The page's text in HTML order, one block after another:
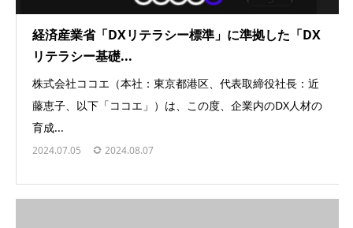
経済産業省「DXリテラシー標準」に準拠した「DX
リテラシー基礎...
株式会社ココエ（本社：東京都港区、代表取締役社長：近
藤恵子、以下「ココエ」）は、この度、企業内のDX人材の
育成...
2024.07.05 2024.08.07